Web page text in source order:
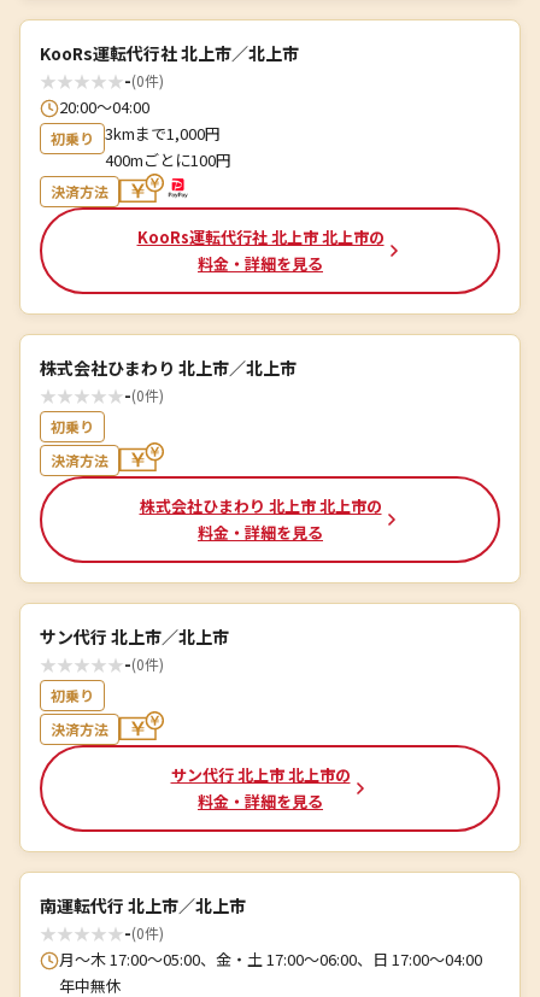
KooRs運転代行社 北上市／北上市
★★★★★-(0件)
20:00～04:00
初乗り
3kmまで1,000円
400mごとに100円
決済方法
KooRs運転代行社 北上市 北上市の
料金・詳細を見る
株式会社ひまわり 北上市／北上市
★★★★★-(0件)
初乗り
決済方法
株式会社ひまわり 北上市 北上市の
料金・詳細を見る
サン代行 北上市／北上市
★★★★★-(0件)
初乗り
決済方法
サン代行 北上市 北上市の
料金・詳細を見る
南運転代行 北上市／北上市
★★★★★-(0件)
月～木 17:00～05:00、金・土 17:00～06:00、日 17:00～04:00
年中無休